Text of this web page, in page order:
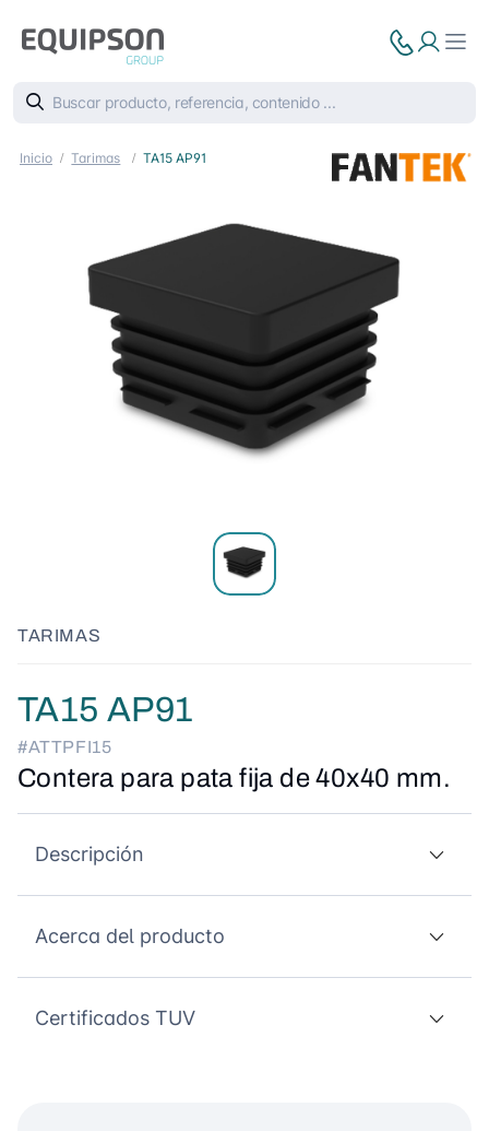
Inicio Tarimas TA15 AP91
TARIMAS
TA15 AP91
#ATTPFI15
Contera para pata fija de 40x40 mm.
Descripción
Acerca del producto
Certificados TUV